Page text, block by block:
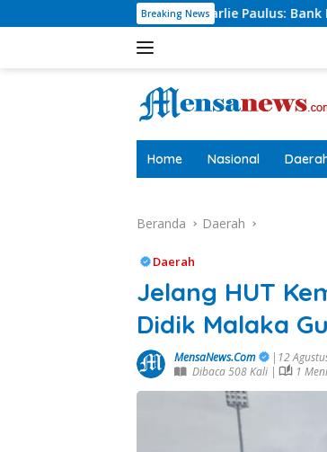
ke
Breaking News
Charlie Paulus: Bank NTT Tetap
Home Nasional
Beranda Daerah
Daerah
Jelang HUT
Didik Malaka
MensaNews.Com
|12
Dibaca 508 Kali |
1